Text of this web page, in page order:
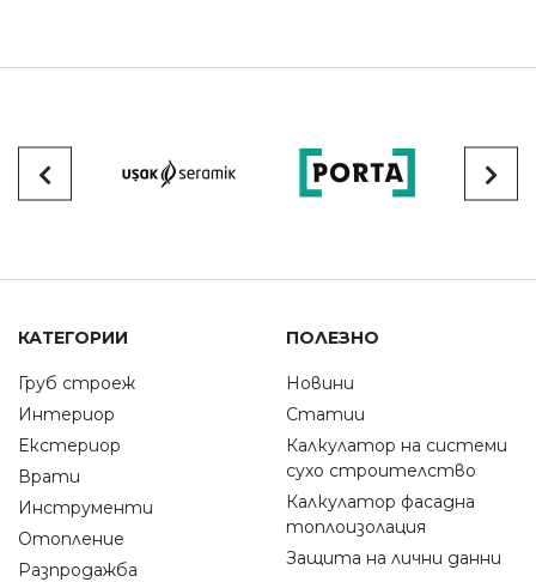
КАТЕГОРИИ
Груб строеж
Интериор
Екстериор
Врати
Инструменти
Отопление
Разпродажба
ПОЛЕЗНО
Новини
Статии
Калкулатор на системи
сухо строителство
Калкулатор фасадна
топлоизолация
Защита на лични данни